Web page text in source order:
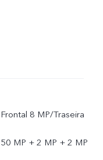
Frontal 8 MP/Traseira
50 MP + 2 MP + 2 MP